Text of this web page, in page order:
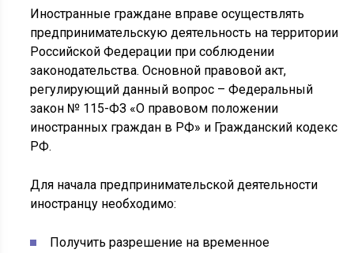
Иностранные граждане вправе осуществлять
предпринимательскую деятельность на территории
Российской Федерации при соблюдении
законодательства. Основной правовой акт,
регулирующий данный вопрос – Федеральный
закон № 115-ФЗ «О правовом положении
иностранных граждан в РФ» и Гражданский кодекс
РФ.
Для начала предпринимательской деятельности
иностранцу необходимо:
Получить разрешение на временное